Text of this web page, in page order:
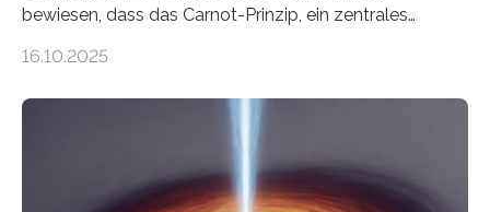
bewiesen, dass das Carnot-Prinzip, ein zentrales
Größenordnung von Atomen gilt, deren physikalische
Quantenmotoren voranbringen. Das
Wissenschaftsjournal Science Advances veröffentlichte
16.10.2025